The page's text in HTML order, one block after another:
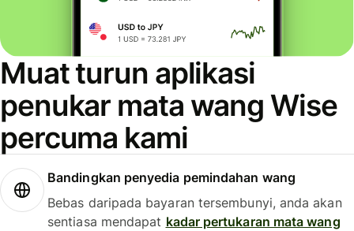
Muat turun aplikasi
penukar mata wang Wise
percuma kami
Bandingkan penyedia pemindahan wang
Bebas daripada bayaran tersembunyi, anda akan
sentiasa mendapat kadar pertukaran mata wang